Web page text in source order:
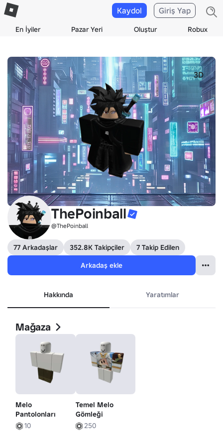
En İyiler Pazar Yeri Oluştur Robux
Kaydol Giriş Yap
3D
ThePoinball
@ThePoinball
77 Arkadaşlar 352.8K Takipçiler
7 Takip Edilen
Arkadaş ekle
Hakkında Yaratımlar
Mağaza
Melo
Pantolonları
10
Temel Melo
Gömleği
250